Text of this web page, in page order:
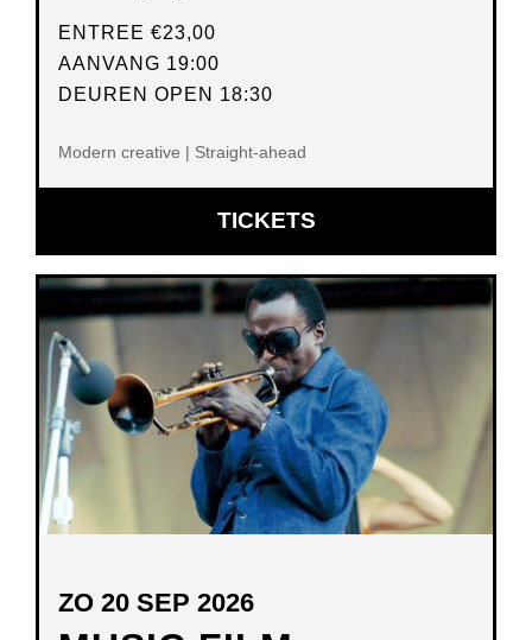
ENTREE €23,00
AANVANG 19:00
DEUREN OPEN 18:30
Modern creative | Straight-ahead
TICKETSOPENT
IN
NIEUW
VENSTER
ZO 20 SEP 2026